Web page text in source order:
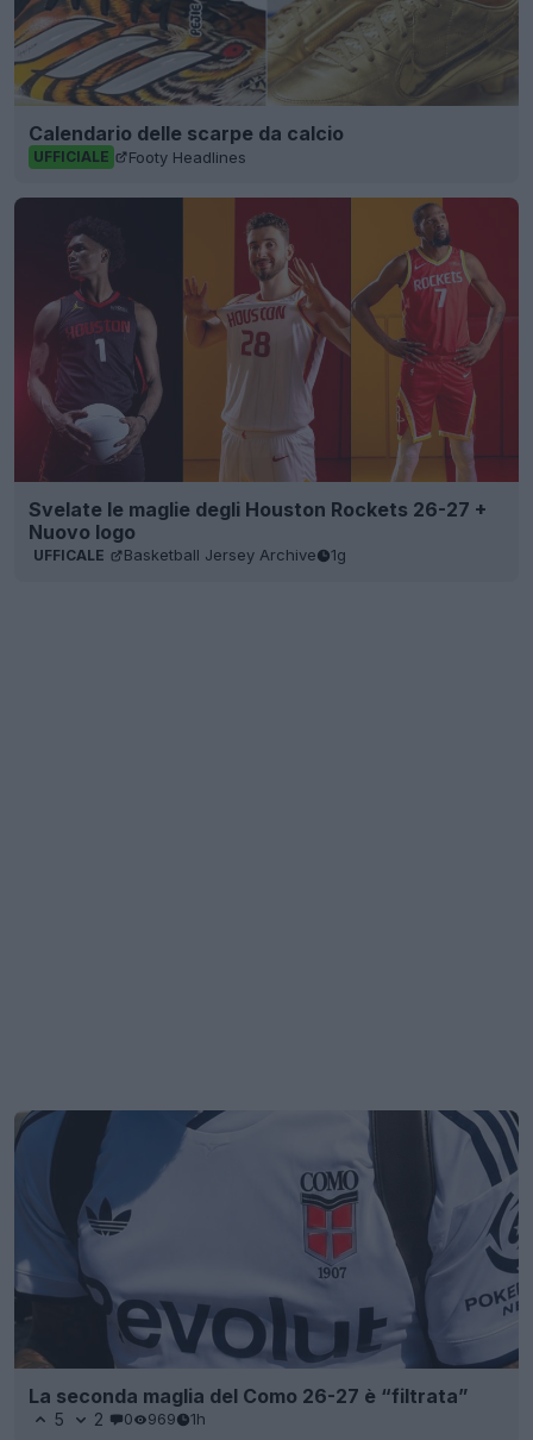
Calendario delle scarpe da calcio
UFFICIALE Footy Headlines
Svelate le maglie degli Houston Rockets 26-27 +
Nuovo logo
UFFICALE Basketball Jersey Archive 1g
La seconda maglia del Como 26-27 è “filtrata”
5 2 0 969 1h